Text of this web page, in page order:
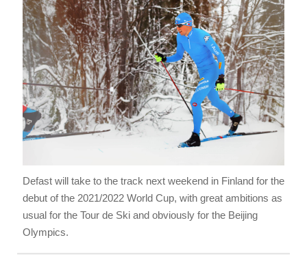
Defast will take to the track next weekend in Finland for the
debut of the 2021/2022 World Cup, with great ambitions as
usual for the Tour de Ski and obviously for the Beijing
Olympics.